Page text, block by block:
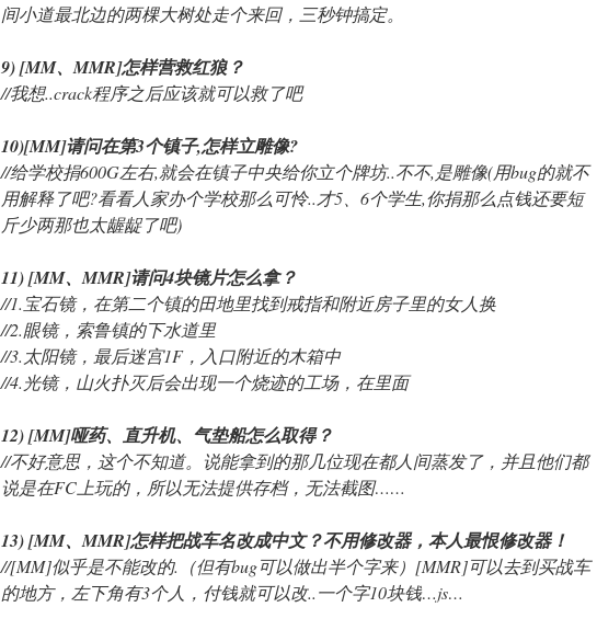
间小道最北边的两棵大树处走个来回，三秒钟搞定。
9) [MM、MMR]怎样营救红狼？
//我想..crack程序之后应该就可以救了吧
10)[MM]请问在第3个镇子,怎样立雕像?
//给学校捐600G左右,就会在镇子中央给你立个牌坊..不不,是雕像(用bug的就不
用解释了吧?看看人家办个学校那么可怜..才5、6个学生,你捐那么点钱还要短
斤少两那也太龌龊了吧)
11) [MM、MMR]请问4块镜片怎么拿？
//1.宝石镜，在第二个镇的田地里找到戒指和附近房子里的女人换
//2.眼镜，索鲁镇的下水道里
//3.太阳镜，最后迷宫1F，入口附近的木箱中
//4.光镜，山火扑灭后会出现一个烧迹的工场，在里面
12) [MM]哑药、直升机、气垫船怎么取得？
//不好意思，这个不知道。说能拿到的那几位现在都人间蒸发了，并且他们都
说是在FC上玩的，所以无法提供存档，无法截图……
13) [MM、MMR]怎样把战车名改成中文？不用修改器，本人最恨修改器！
//[MM]似乎是不能改的.（但有bug可以做出半个字来）[MMR]可以去到买战车
的地方，左下角有3个人，付钱就可以改..一个字10块钱…js…